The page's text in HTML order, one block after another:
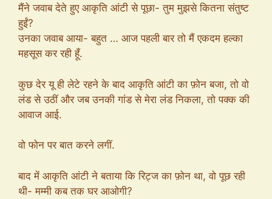
मैंने जवाब देते हुए आकृति आंटी से पूछा- तुम मुझसे कितना संतुष्ट
हुईं?
उनका जवाब आया- बहुत … आज पहली बार तो मैं एकदम हल्का
महसूस कर रही हूँ.
कुछ देर यू ही लेटे रहने के बाद आकृति आंटी का फ़ोन बजा, तो वो
लंड से उठीं और जब उनकी गांड से मेरा लंड निकला, तो पक्क की
आवाज आई.
वो फोन पर बात करने लगीं.
बाद में आकृति आंटी ने बताया कि रिट्ज का फ़ोन था, वो पूछ रही
थी- मम्मी कब तक घर आओगी?